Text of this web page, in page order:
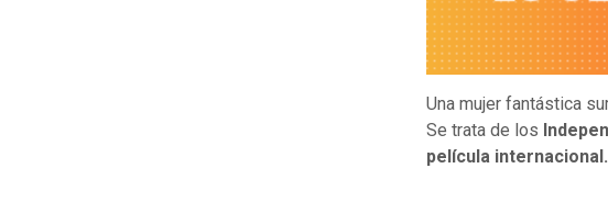
Una mujer fantástica
Se trata de los
película internacional.